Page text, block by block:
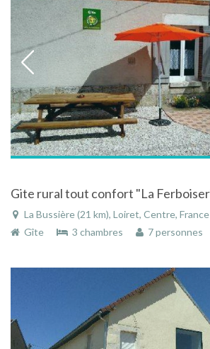
La Bussière (21 km), Loiret, Centre, France
Gîte
3 chambres 7 personnes